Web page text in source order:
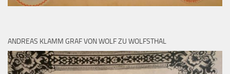
ANDREAS KLAMM GRAF VON WOLF ZU WOLFSTHAL